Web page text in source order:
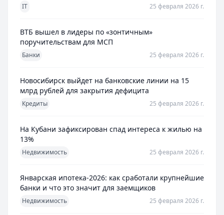
IT 25 февраля 2026 г.
ВТБ вышел в лидеры по «зонтичным»
поручительствам для МСП
Банки 25 февраля 2026 г.
Новосибирск выйдет на банковские линии на 15
млрд рублей для закрытия дефицита
Кредиты 25 февраля 2026 г.
На Кубани зафиксирован спад интереса к жилью на
13%
Недвижимость 25 февраля 2026 г.
Январская ипотека-2026: как сработали крупнейшие
банки и что это значит для заемщиков
Недвижимость 25 февраля 2026 г.